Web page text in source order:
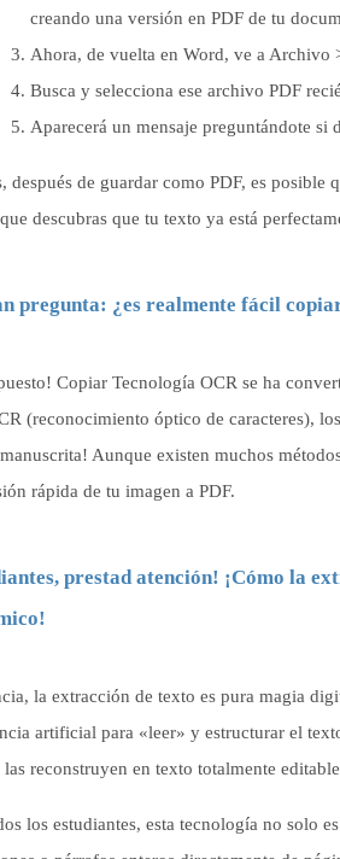
creando una versión en PDF de tu
Ahora, de vuelta en Word, ve a Archivo
Busca y selecciona ese archivo PDF
Aparecerá un mensaje preguntándote si
después de guardar como PDF, es posible
que descubras que tu texto ya está
pregunta: ¿es realmente fácil
Copiar Tecnología OCR se ha
(reconocimiento óptico de caracteres),
Aunque existen muchos
rápida de tu imagen a PDF.
prestad atención! ¡Cómo la
la extracción de texto es pura magia
artificial para «leer» y estructurar el
reconstruyen en texto totalmente
los estudiantes, esta tecnología no solo